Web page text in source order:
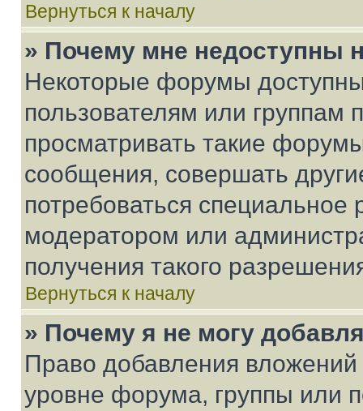
Вернуться к началу
» Почему мне недоступны
Некоторые форумы
пользователям или группам
просматривать такие
сообщения, совершать
потребоваться
модератором или
получения такого
Вернуться к началу
» Почему я не могу
Право добавления
уровне форума, группы или